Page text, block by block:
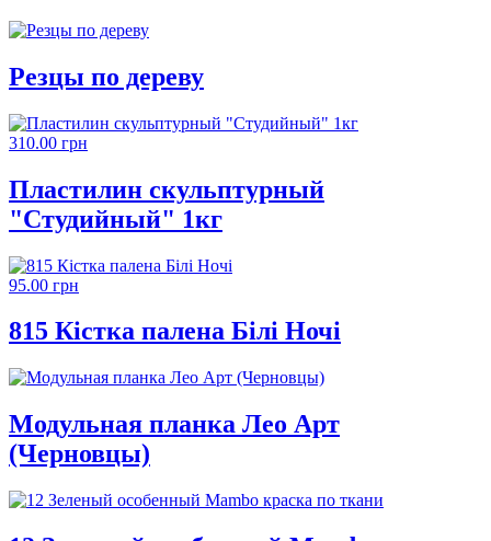
Резцы по дереву
310.00 грн
Пластилин скульптурный
"Студийный" 1кг
95.00 грн
815 Кістка палена Білі Ночі
Модульная планка Лео Арт
(Черновцы)